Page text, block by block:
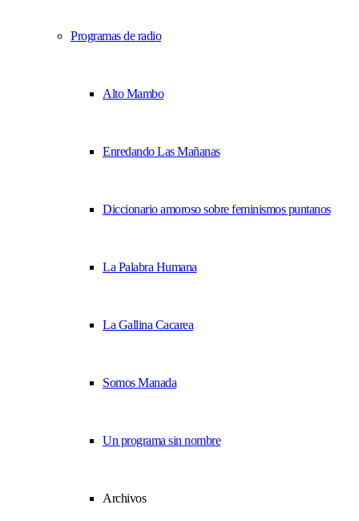
Programas de radio
Alto Mambo
Enredando Las Mañanas
Diccionario amoroso sobre feminismos puntanos
La Palabra Humana
La Gallina Cacarea
Somos Manada
Un programa sin nombre
Archivos